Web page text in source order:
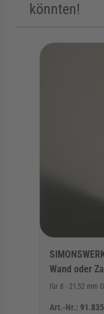
könnten!
Die Navigation
Karussell überspringen
Wand oder
für 8 - 21,52 mm
Art.-Nr.: